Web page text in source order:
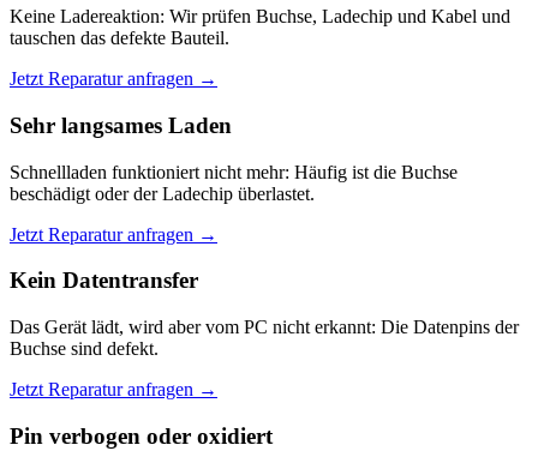
Keine Ladereaktion: Wir prüfen Buchse, Ladechip und Kabel und
tauschen das defekte Bauteil.
Jetzt Reparatur anfragen →
Sehr langsames Laden
Schnellladen funktioniert nicht mehr: Häufig ist die Buchse
beschädigt oder der Ladechip überlastet.
Jetzt Reparatur anfragen →
Kein Datentransfer
Das Gerät lädt, wird aber vom PC nicht erkannt: Die Datenpins der
Buchse sind defekt.
Jetzt Reparatur anfragen →
Pin verbogen oder oxidiert